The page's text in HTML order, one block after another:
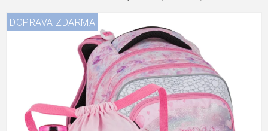
DOPRAVA ZDARMA